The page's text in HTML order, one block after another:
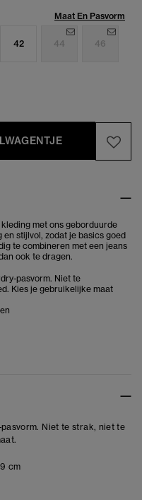
Maat En Pasvorm
42 44 46
met ons geborduurde
en stijlvol, zodat je basics goed
te combineren met een jeans
ook te dragen.
pasvorm. Niet te
Kies je gebruikelijke maat
Niet te strak, niet te
cm